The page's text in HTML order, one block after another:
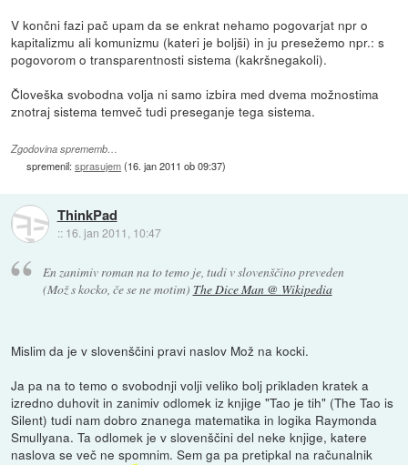
V končni fazi pač upam da se enkrat nehamo pogovarjat npr o
kapitalizmu ali komunizmu (kateri je boljši) in ju presežemo npr.: s
pogovorom o transparentnosti sistema (kakršnegakoli).
Človeška svobodna volja ni samo izbira med dvema možnostima
znotraj sistema temveč tudi preseganje tega sistema.
Zgodovina sprememb…
spremenil:sprasujem(16. jan 2011 ob 09:37)
ThinkPad
:: 16. jan 2011, 10:47
En zanimiv roman na to temo je, tudi v slovenščino preveden
(Mož s kocko, če se ne motim) The Dice Man @ Wikipedia
Mislim da je v slovenščini pravi naslov Mož na kocki.
Ja pa na to temo o svobodnji volji veliko bolj prikladen kratek a
izredno duhovit in zanimiv odlomek iz knjige "Tao je tih" (The Tao is
Silent) tudi nam dobro znanega matematika in logika Raymonda
Smullyana. Ta odlomek je v slovenščini del neke knjige, katere
naslova se več ne spomnim. Sem ga pa pretipkal na računalnik